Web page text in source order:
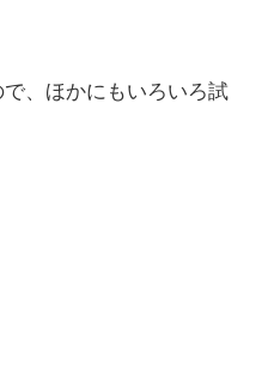
で、ほかにもいろいろ試